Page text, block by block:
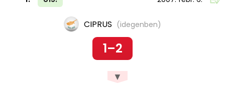
CIPRUS (idegenben)
1–2
▼